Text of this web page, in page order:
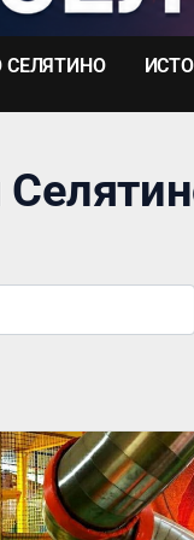
СЕЛЯТИНО